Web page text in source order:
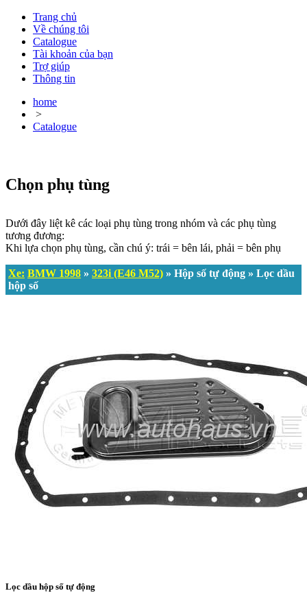
Trang chủ
Về chúng tôi
Catalogue
Tài khoản của bạn
Trợ giúp
Thông tin
home
>
Catalogue
Chọn phụ tùng
Dưới đây liệt kê các loại phụ tùng trong nhóm và các phụ tùng
tương đương:
Khi lựa chọn phụ tùng, cần chú ý: trái = bên lái, phải = bên phụ
Xe: BMW 1998 » 323i (E46 M52) » Hộp số tự động » Lọc dầu
hộp số
Lọc dầu hộp số tự động